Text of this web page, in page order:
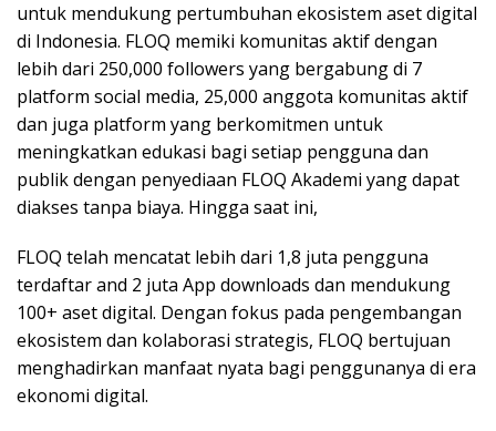
untuk mendukung pertumbuhan ekosistem aset digital
di Indonesia. FLOQ memiki komunitas aktif dengan
lebih dari 250,000 followers yang bergabung di 7
platform social media, 25,000 anggota komunitas aktif
dan juga platform yang berkomitmen untuk
meningkatkan edukasi bagi setiap pengguna dan
publik dengan penyediaan FLOQ Akademi yang dapat
diakses tanpa biaya. Hingga saat ini,
FLOQ telah mencatat lebih dari 1,8 juta pengguna
terdaftar and 2 juta App downloads dan mendukung
100+ aset digital. Dengan fokus pada pengembangan
ekosistem dan kolaborasi strategis, FLOQ bertujuan
menghadirkan manfaat nyata bagi penggunanya di era
ekonomi digital.